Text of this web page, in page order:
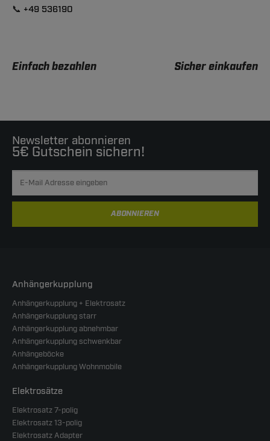
📞 +49 536190
Einfach bezahlen Sicher einkaufen
Newsletter abonnieren
5€ Gutschein sichern!
ABONNIEREN
Anhängerkupplung
Anhängerkupplung + Elektrosatz
Anhängerkupplung starr
Anhängerkupplung abnehmbar
Anhängerkupplung schwenkbar
Anhängeböcke
Anhängerkupplung Wohnmobile
Elektrosätze
Elektrosatz 7-polig
Elektrosatz 13-polig
Elektrosatz Adapter